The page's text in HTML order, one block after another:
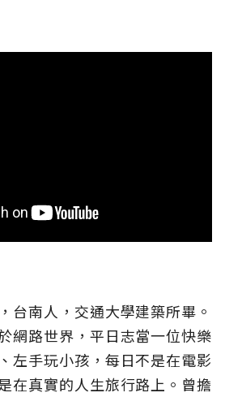
台南人，交通大學建築所畢。
網路世界，平日志當一位快樂
左手玩小孩，每日不是在電影
在真實的人生旅行路上。曾擔